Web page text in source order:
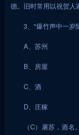
德。旧时常用以祝贺人
3、"爆竹声中一岁
A、苏州
B、房屋
C、酒
D、庄稼
（C）屠苏，酒